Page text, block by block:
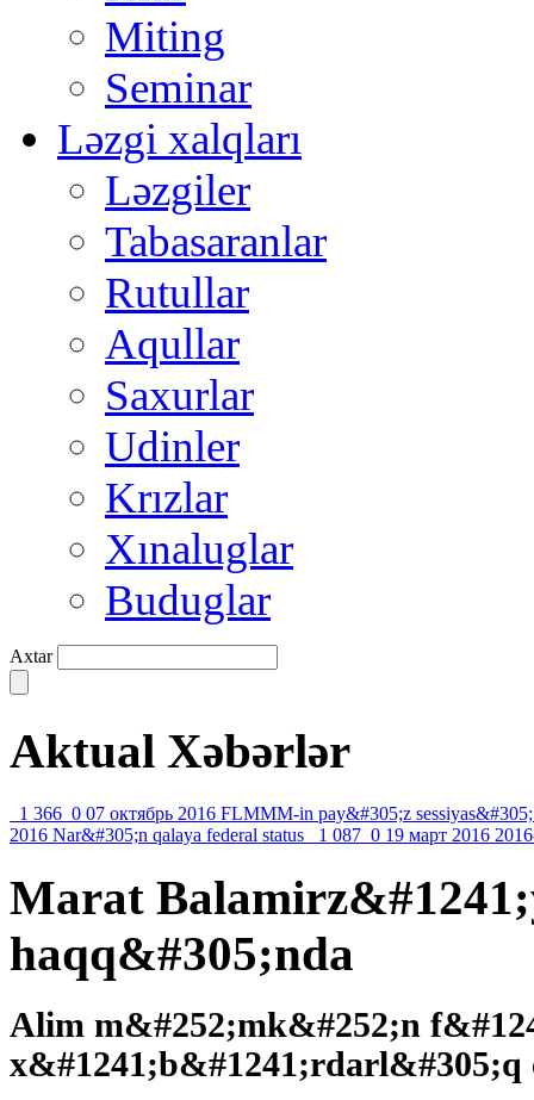
Miting
Seminar
Ləzgi xalqları
Ləzgiler
Tabasaranlar
Rutullar
Aqullar
Saxurlar
Udinler
Krızlar
Xınaluglar
Buduglar
Axtar
Aktual Xəbərlər
1 366 0 07 октябрь 2016 FLMMM-in pay&#305;z sessiyas&#305;
2016 Nar&#305;n qalaya federal status 1 087 0 19 март 2016
Mаrаt
hаqq&#305;ndа
Аlim m&#252;mk&#252;n
х&#1241;b&#1241;rdаrl&#305;q